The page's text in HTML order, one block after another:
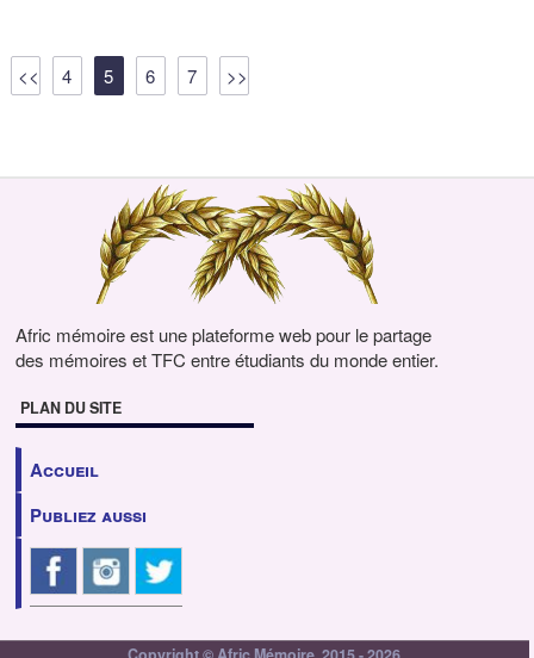
<< 4 5 6 7 >>
Afric mémoire est une plateforme web pour le partage
des mémoires et TFC entre étudiants du monde entier.
PLAN DU SITE
Accueil
Publiez aussi